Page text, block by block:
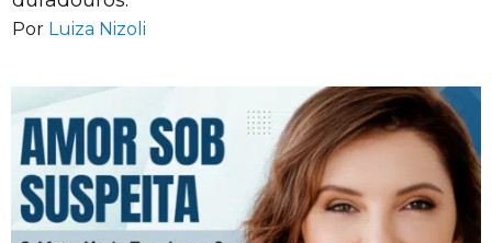
Por Luiza Nizoli